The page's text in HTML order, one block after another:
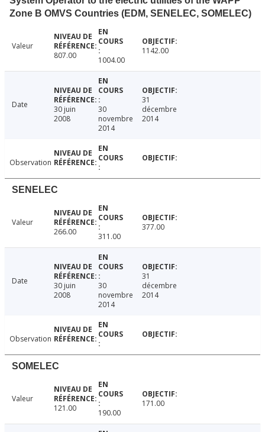
Zone B OMVS Countries (EDM, SENELEC, SOMELEC)
Valeur
807.00
1004.00
1142.00
Date
30 juin
2008
30
novembre
2014
31
décembre
2014
Observation
SENELEC
Valeur
266.00
311.00
377.00
Date
30 juin
2008
30
novembre
2014
31
décembre
2014
Observation
SOMELEC
Valeur
121.00
190.00
171.00